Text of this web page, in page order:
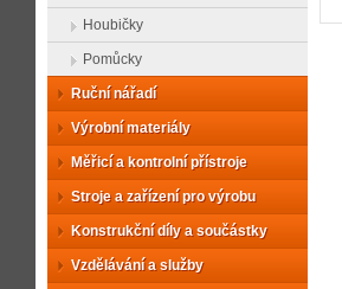
Houbičky
Pomůcky
Ruční nářadí
Výrobní materiály
Měřicí a kontrolní přístroje
Stroje a zařízení pro výrobu
Konstrukční díly a součástky
Vzdělávání a služby